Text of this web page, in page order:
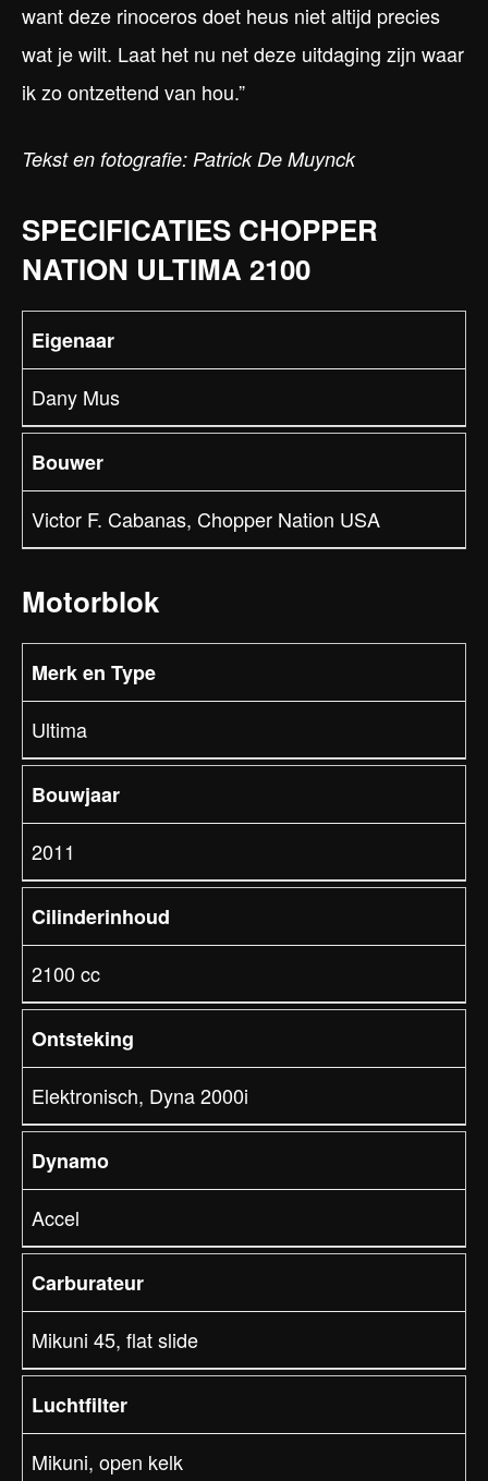
want deze rinoceros doet heus niet altijd precies
wat je wilt. Laat het nu net deze uitdaging zijn waar
ik zo ontzettend van hou.”
Tekst en fotografie: Patrick De Muynck
SPECIFICATIES CHOPPER
NATION ULTIMA 2100
Eigenaar
Dany Mus
Bouwer
Victor F. Cabanas, Chopper Nation USA
Motorblok
Merk en Type
Ultima
Bouwjaar
2011
Cilinderinhoud
2100 cc
Ontsteking
Elektronisch, Dyna 2000i
Dynamo
Accel
Carburateur
Mikuni 45, flat slide
Luchtfilter
Mikuni, open kelk